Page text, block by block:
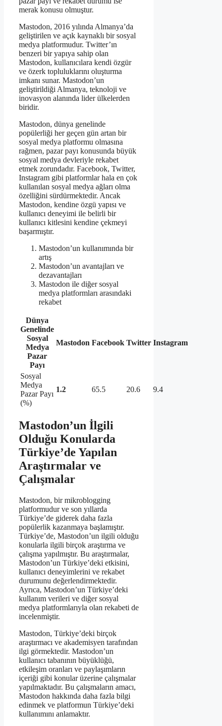
merak konusu olmuştur.
Mastodon, 2016 yılında Almanya’da
geliştirilen ve açık kaynaklı bir sosyal
medya platformudur. Twitter’ın
benzeri bir yapıya sahip olan
Mastodon, kullanıcılara kendi özgür
ve özerk topluluklarını oluşturma
imkanı sunar. Mastodon’un
geliştirildiği Almanya, teknoloji ve
inovasyon alanında lider ülkelerden
biridir.
Mastodon, dünya genelinde
popülerliği her geçen gün artan bir
sosyal medya platformu olmasına
rağmen, pazar payı konusunda büyük
sosyal medya devleriyle rekabet
etmek zorundadır. Facebook, Twitter,
Instagram gibi platformlar hala en çok
kullanılan sosyal medya ağları olma
özelliğini sürdürmektedir. Ancak
Mastodon, kendine özgü yapısı ve
kullanıcı deneyimi ile belirli bir
kullanıcı kitlesini kendine çekmeyi
başarmıştır.
Mastodon’un kullanımında bir
artış
Mastodon’un avantajları ve
dezavantajları
Mastodon ile diğer sosyal
medya platformları arasındaki
rekabet
Dünya
Genelinde
Sosyal
Medya
Pazar
Payı
Mastodon Facebook Twitter Instagram
Sosyal
Medya
Pazar Payı
(%)
1.2 65.5 20.6 9.4
Mastodon’un İlgili
Olduğu Konularda
Türkiye’de Yapılan
Araştırmalar ve
Çalışmalar
Mastodon, bir mikroblogging
platformudur ve son yıllarda
Türkiye’de giderek daha fazla
popülerlik kazanmaya başlamıştır.
Türkiye’de, Mastodon’un ilgili olduğu
konularla ilgili birçok araştırma ve
çalışma yapılmıştır. Bu araştırmalar,
Mastodon’un Türkiye’deki etkisini,
kullanıcı deneyimlerini ve rekabet
durumunu değerlendirmektedir.
Ayrıca, Mastodon’un Türkiye’deki
kullanım verileri ve diğer sosyal
medya platformlarıyla olan rekabeti de
incelenmiştir.
Mastodon, Türkiye’deki birçok
araştırmacı ve akademisyen tarafından
ilgi görmektedir. Mastodon’un
kullanıcı tabanının büyüklüğü,
etkileşim oranları ve paylaşımların
içeriği gibi konular üzerine çalışmalar
yapılmaktadır. Bu çalışmaların amacı,
Mastodon hakkında daha fazla bilgi
edinmek ve platformun Türkiye’deki
kullanımını anlamaktır.